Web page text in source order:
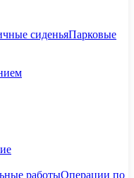
сиденьяПарковые
работыОперации по